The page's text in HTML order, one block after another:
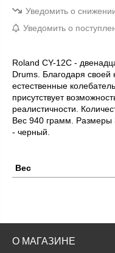
Уведомить о
Уведомить о
Roland CY-12C -
Drums. Благодаря своей
естественные
присутствует
реалистичности.
Вес 940 грамм. Размеры
- черный.
Вес
О МАГАЗИНЕ